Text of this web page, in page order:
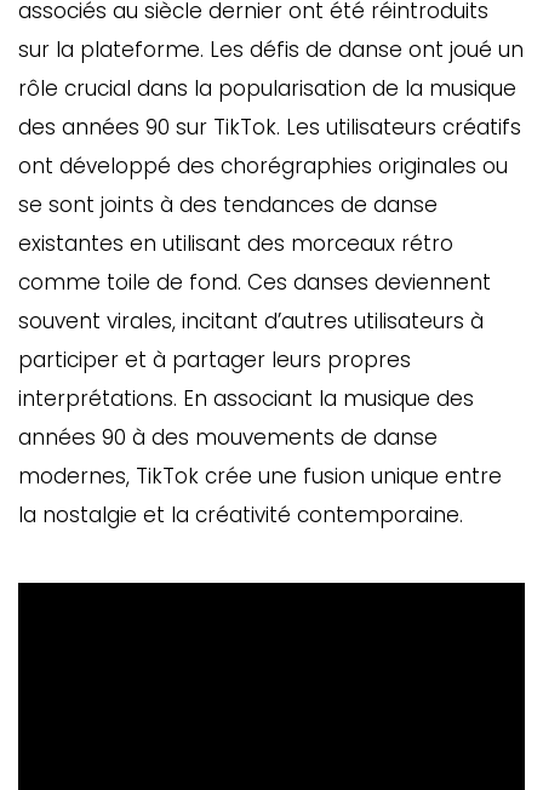
associés au siècle dernier ont été réintroduits
sur la plateforme. Les défis de danse ont joué un
rôle crucial dans la popularisation de la musique
des années 90 sur TikTok. Les utilisateurs créatifs
ont développé des chorégraphies originales ou
se sont joints à des tendances de danse
existantes en utilisant des morceaux rétro
comme toile de fond. Ces danses deviennent
souvent virales, incitant d’autres utilisateurs à
participer et à partager leurs propres
interprétations. En associant la musique des
années 90 à des mouvements de danse
modernes, TikTok crée une fusion unique entre
la nostalgie et la créativité contemporaine.